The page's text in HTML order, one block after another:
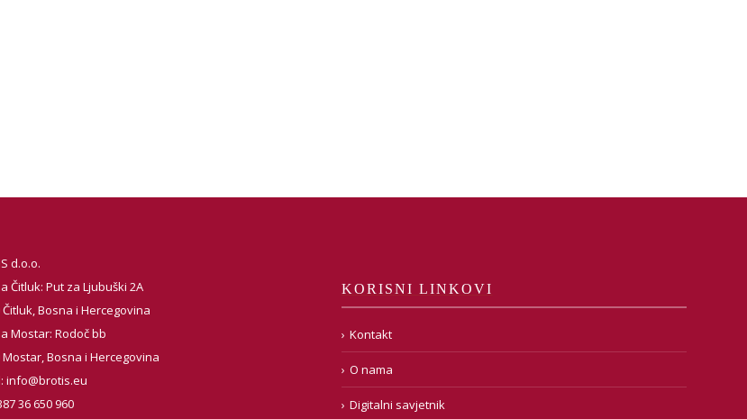
d.o.o.
Čitluk: Put za Ljubuški 2A
Čitluk, Bosna i Hercegovina
Mostar: Rodoč bb
Mostar, Bosna i Hercegovina
info@brotis.eu
36 650 960
KORISNI LINKOVI
Kontakt
O nama
Digitalni savjetnik